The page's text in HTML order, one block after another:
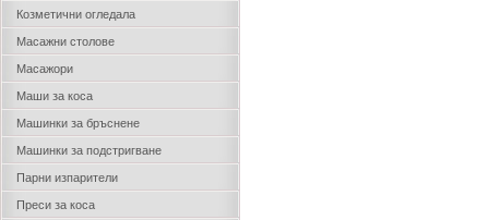
Козметични огледала
Масажни столове
Масажори
Маши за коса
Машинки за бръснене
Машинки за подстригване
Парни изпарители
Преси за коса